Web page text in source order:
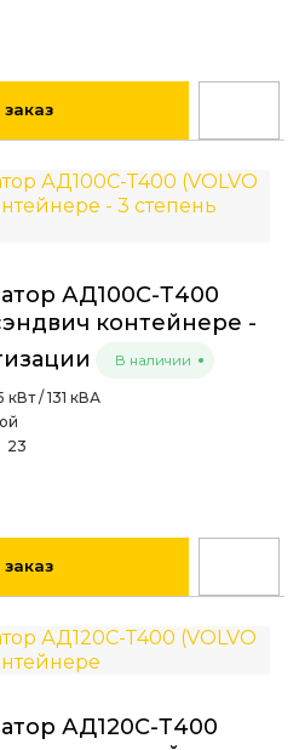
АД100С-Т400
контейнере -
В наличии
кВт / 131 кВА
23
АД120С-Т400